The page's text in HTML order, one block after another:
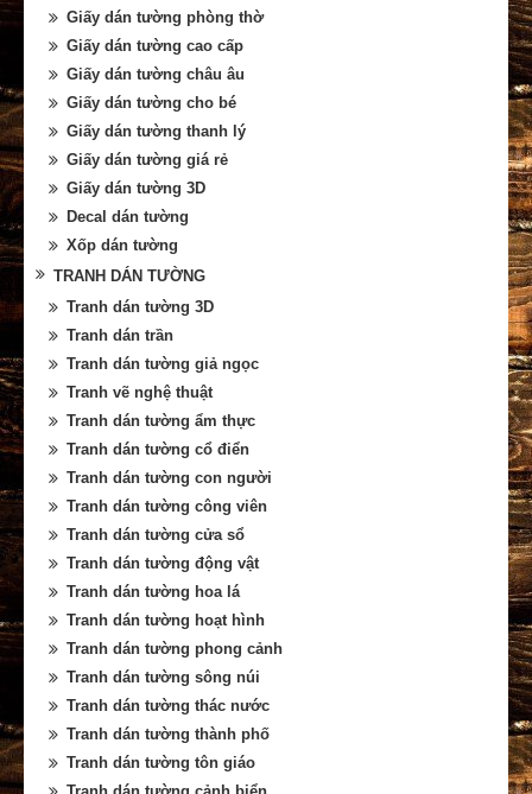
Giấy dán tường phòng thờ
Giấy dán tường cao cấp
Giấy dán tường châu âu
Giấy dán tường cho bé
Giấy dán tường thanh lý
Giấy dán tường giá rẻ
Giấy dán tường 3D
Decal dán tường
Xốp dán tường
TRANH DÁN TƯỜNG
Tranh dán tường 3D
Tranh dán trần
Tranh dán tường giả ngọc
Tranh vẽ nghệ thuật
Tranh dán tường ẩm thực
Tranh dán tường cổ điển
Tranh dán tường con người
Tranh dán tường công viên
Tranh dán tường cửa sổ
Tranh dán tường động vật
Tranh dán tường hoa lá
Tranh dán tường hoạt hình
Tranh dán tường phong cảnh
Tranh dán tường sông núi
Tranh dán tường thác nước
Tranh dán tường thành phố
Tranh dán tường tôn giáo